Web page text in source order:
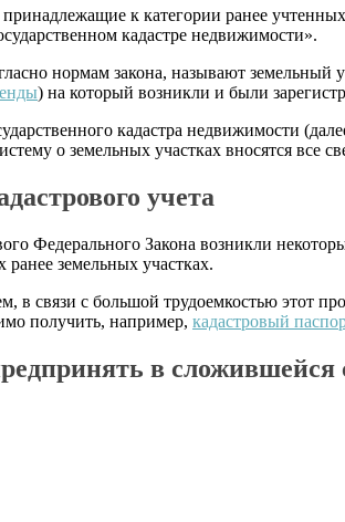
к категории ранее
кадастре недвижимости».
нормам закона, называют земельный
) на который возникли и были
кадастра недвижимости
о земельных участках вносятся все
учета
Федерального Закона возникли
ранее земельных участках.
в связи с большой трудоемкостью этот
получить, например, кадастровый
в сложившейся